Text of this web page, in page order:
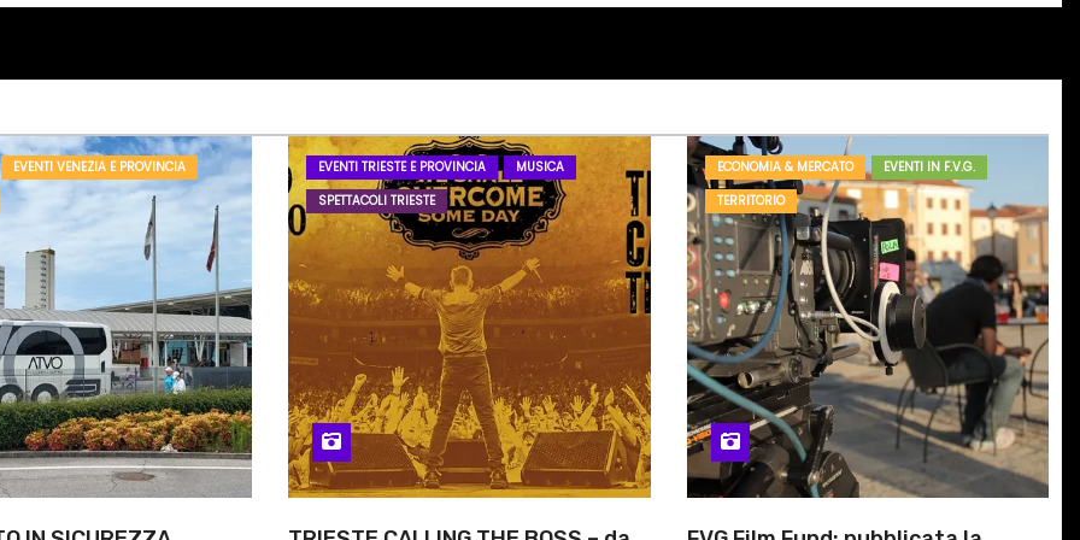
EVENTI VENEZIA E PROVINCIA
EVENTI TRIESTE E PROVINCIA
MUSICA
SPETTACOLI TRIESTE
ECONOMIA & MERCATO
EVENTI IN F.V.G.
TERRITORIO